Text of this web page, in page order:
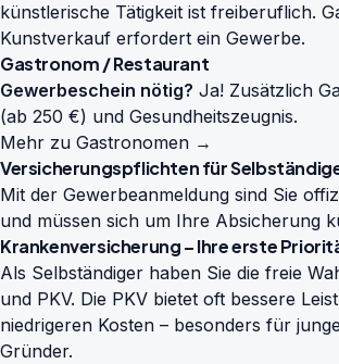
künstlerische Tätigkeit ist freiberuflich.
Kunstverkauf erfordert ein Gewerbe.
Gastronom / Restaurant
Gewerbeschein nötig? Ja! Zusätzlich
(ab 250 €) und Gesundheitszeugnis.
Mehr zu Gastronomen →
Versicherungspflichten für
Mit der Gewerbeanmeldung sind Sie
und müssen sich um Ihre Absicherung
Krankenversicherung – Ihre erste
Als Selbständiger haben Sie die freie
und PKV. Die PKV bietet oft bessere
niedrigeren Kosten – besonders für
Gründer.